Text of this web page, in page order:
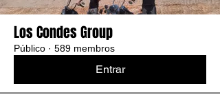
Los Condes Group
Público · 589 membros
Entrar